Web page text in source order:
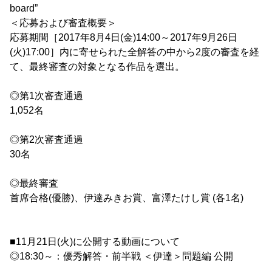
board”
＜応募および審査概要＞
応募期間［2017年8月4日(金)14:00～2017年9月26日
(火)17:00］内に寄せられた全解答の中から2度の審査を経
て、最終審査の対象となる作品を選出。
◎第1次審査通過
1,052名
◎第2次審査通過
30名
◎最終審査
首席合格(優勝)、伊達みきお賞、富澤たけし賞 (各1名)
■11月21日(火)に公開する動画について
◎18:30～：優秀解答・前半戦 ＜伊達＞問題編 公開